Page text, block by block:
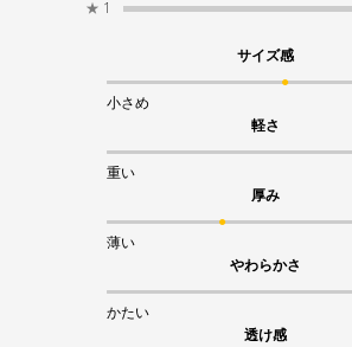
★ 1
サイズ感
小さめ
軽さ
重い
厚み
薄い
やわらかさ
かたい
透け感